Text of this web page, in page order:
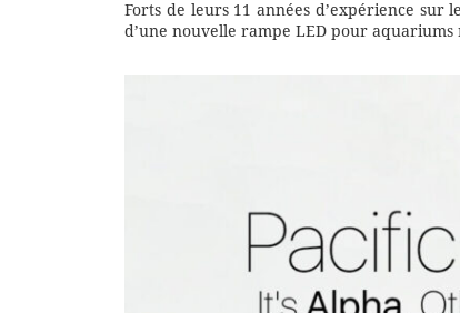
Forts de leurs 11 années d’expérience sur
d’une nouvelle rampe LED pour aquariums